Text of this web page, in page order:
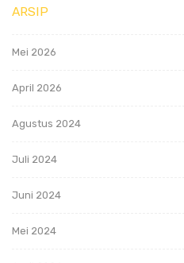
ARSIP
Mei 2026
April 2026
Agustus 2024
Juli 2024
Juni 2024
Mei 2024